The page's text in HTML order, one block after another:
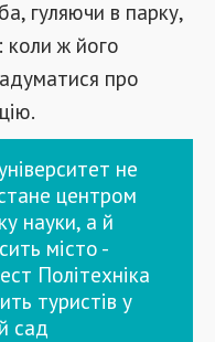
гуляючи в парку,
коли ж його
про
не
центром
науки, а й
місто -
Політехніка
туристів у
сад